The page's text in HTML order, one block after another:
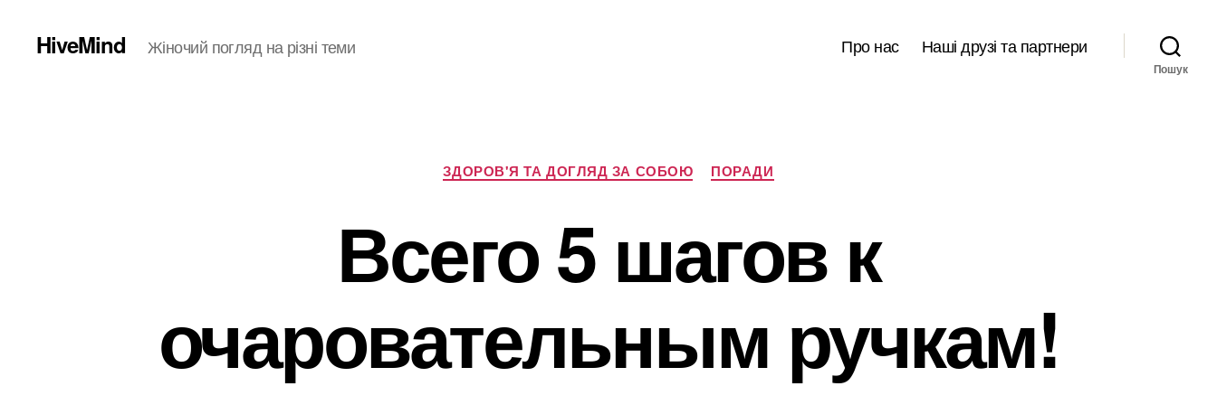
HiveMind Жіночий погляд на різні теми Про нас Наші друзі та партнери
Пошук
Категорії
ЗДОРОВ'Я ТА ДОГЛЯД ЗА СОБОЮ ПОРАДИ
Всего 5 шагов к
очаровательным ручкам!